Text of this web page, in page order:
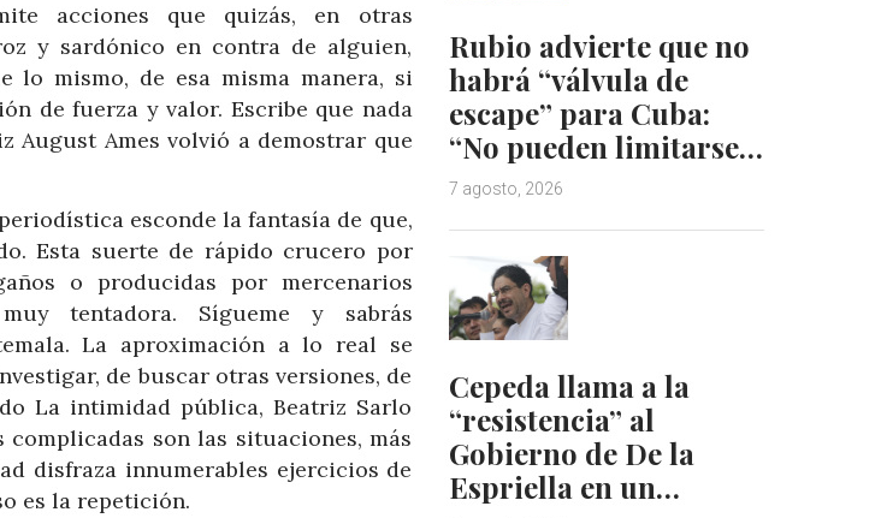
acciones que quizás, en otras
y sardónico en contra de alguien,
lo mismo, de esa misma manera, si
de fuerza y valor. Escribe que nada
August Ames volvió a demostrar que
esconde la fantasía de que,
Esta suerte de rápido crucero por
o producidas por mercenarios
tentadora. Sígueme y sabrás
La aproximación a lo real se
de buscar otras versiones, de
La intimidad pública, Beatriz Sarlo
son las situaciones, más
disfraza innumerables ejercicios de
es la repetición.
Rubio advierte que no
habrá “válvula de
escape” para Cuba:
“No pueden limitarse…
7 agosto, 2026
Cepeda llama a la
“resistencia” al
Gobierno de De la
Espriella en un…